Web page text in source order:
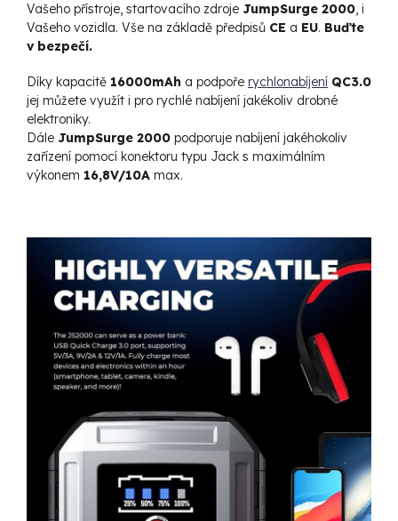
Vašeho přístroje, startovacího zdroje JumpSurge 2000, i
Vašeho vozidla. Vše na základě předpisů CE a EU. Buďte
v bezpečí.
Díky kapacitě 16000mAh a podpoře rychlonabíjení QC3.0
jej můžete využít i pro rychlé nabíjení jakékoliv drobné
elektroniky.
Dále JumpSurge 2000 podporuje nabíjení jakéhokoliv
zařízení pomocí konektoru typu Jack s maximálním
výkonem 16,8V/10A max.